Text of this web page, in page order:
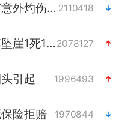
云南一地村民过火把节意外灼伤16人 2110418
中国父女泰国骑摩托车坠崖1死1伤2078127
引起 1996493
险拒赔 1970844